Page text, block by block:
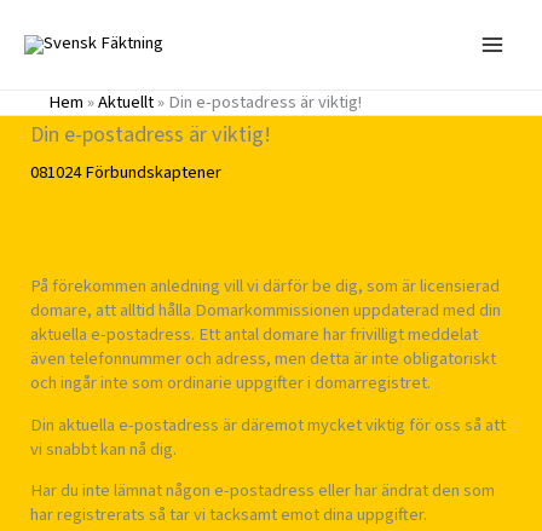
innehåll
Hem»Aktuellt»Din e-postadress är viktig!
Din e-postadress är viktig!
081024Förbundskaptener
På förekommen anledning vill vi därför be dig, som är licensierad
domare, att alltid hålla Domarkommissionen uppdaterad med din
aktuella e-postadress. Ett antal domare har frivilligt meddelat
även telefonnummer och adress, men detta är inte obligatoriskt
och ingår inte som ordinarie uppgifter i domarregistret.
Din aktuella e-postadress är däremot mycket viktig för oss så att
vi snabbt kan nå dig.
Har du inte lämnat någon e-postadress eller har ändrat den som
har registrerats så tar vi tacksamt emot dina uppgifter.